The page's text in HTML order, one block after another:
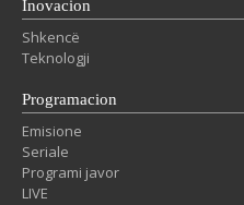
Inovacion
Shkencë
Teknologji
Programacion
Emisione
Seriale
Programi javor
LIVE